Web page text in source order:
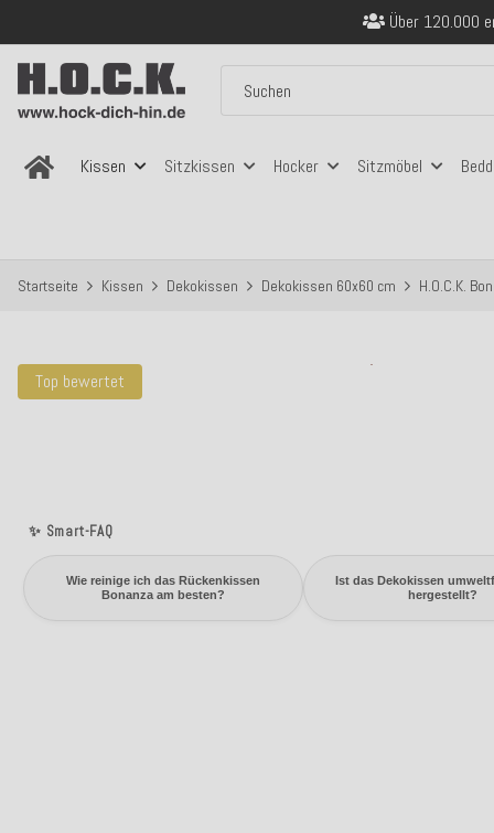
Sicher
Kostenloser Versand
Kissen
Sitzkissen Hocker Sitzmöbel
Startseite Kissen Dekokissen Dekokissen 60x60 cm H.O.C.K.
Top bewertet
✨ Smart-FAQ
Wie reinige ich das Rückenkissen
Bonanza am besten?
Ist das Dekokissen
hergestellt?